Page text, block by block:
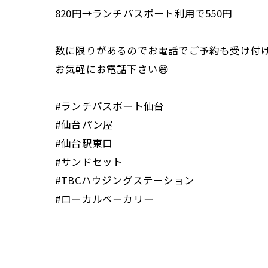
820円→ランチパスポート利用で550円
数に限りがあるのでお電話でご予約も受け付
お気軽にお電話下さい😄
#ランチパスポート仙台
#仙台パン屋
#仙台駅東口
#サンドセット
#TBCハウジングステーション
#ローカルベーカリー